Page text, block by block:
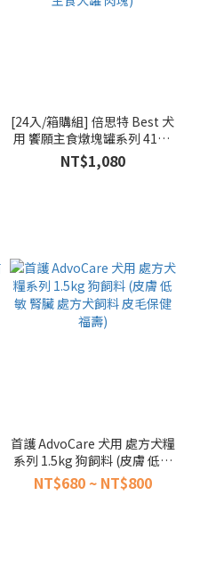
[24入/箱購組] 倍思特 Best 犬
用 饗願主食燉塊罐系列 415g
x24 大犬罐 (主食罐 狗罐 主食
犬罐 肉塊)
NT$1,080
首護 AdvoCare 犬用 處方犬糧
系列 1.5kg 狗飼料 (皮膚 低敏
腎臟 處方犬飼料 皮毛保健 福
壽)
NT$680 ~ NT$800